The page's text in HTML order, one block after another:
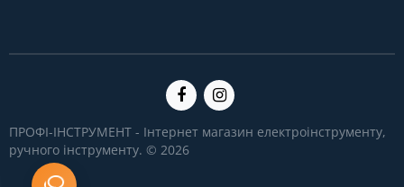
ПРОФІ-ІНСТРУМЕНТ - Інтернет магазин електроінструменту,
ручного інструменту. © 2026